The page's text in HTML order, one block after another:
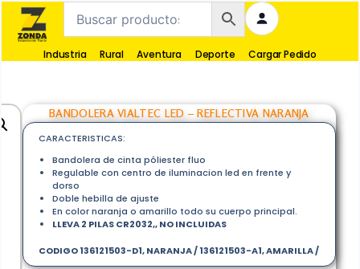
Industria Rural Aventura Deporte Cargar Pedido
BANDOLERA VIALTEC LED – REFLECTIVA NARANJA
CARACTERISTICAS:
Bandolera de cinta póliester fluo
Regulable con centro de iluminacion led en frente y
dorso
Doble hebilla de ajuste
En color naranja o amarillo todo su cuerpo principal.
LLEVA 2 PILAS CR2032,, NO INCLUIDAS
CODIGO 136121503-D1, NARANJA / 136121503-A1, AMARILLA /